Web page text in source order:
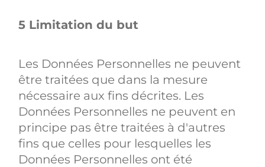
5 Limitation du but
Les Données Personnelles ne peuvent
être traitées que dans la mesure
nécessaire aux fins décrites. Les
Données Personnelles ne peuvent en
principe pas être traitées à d'autres
fins que celles pour lesquelles les
Données Personnelles ont été